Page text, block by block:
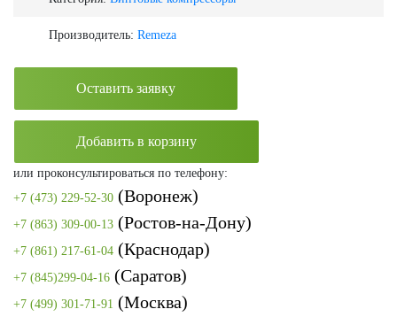
Производитель: Remeza
Оставить заявку
Добавить в корзину
или проконсультироваться по телефону:
+7 (473) 229-52-30 (Воронеж)
+7 (863) 309-00-13 (Ростов-на-Дону)
+7 (861) 217-61-04 (Краснодар)
+7 (845)299-04-16 (Саратов)
+7 (499) 301-71-91 (Москва)